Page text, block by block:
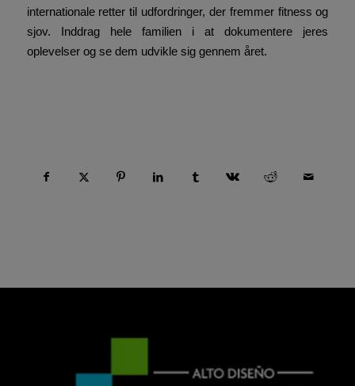
internationale retter til udfordringer, der fremmer fitness og
sjov. Inddrag hele familien i at dokumentere jeres
oplevelser og se dem udvikle sig gennem året.